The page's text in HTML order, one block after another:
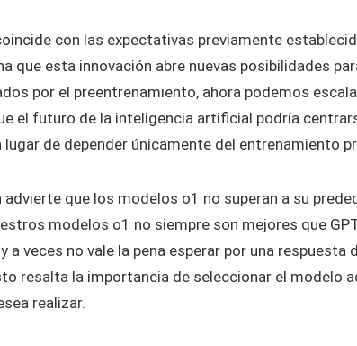
con las expectativas previamente
que esta innovación abre nuevas posibilidades
por el preentrenamiento, ahora podemos
el futuro de la inteligencia artificial podría
de depender únicamente del entrenamiento
advierte que los modelos o1 no superan a su
modelos o1 no siempre son mejores que
a veces no vale la pena esperar por una respuesta
resalta la importancia de seleccionar el modelo
realizar.